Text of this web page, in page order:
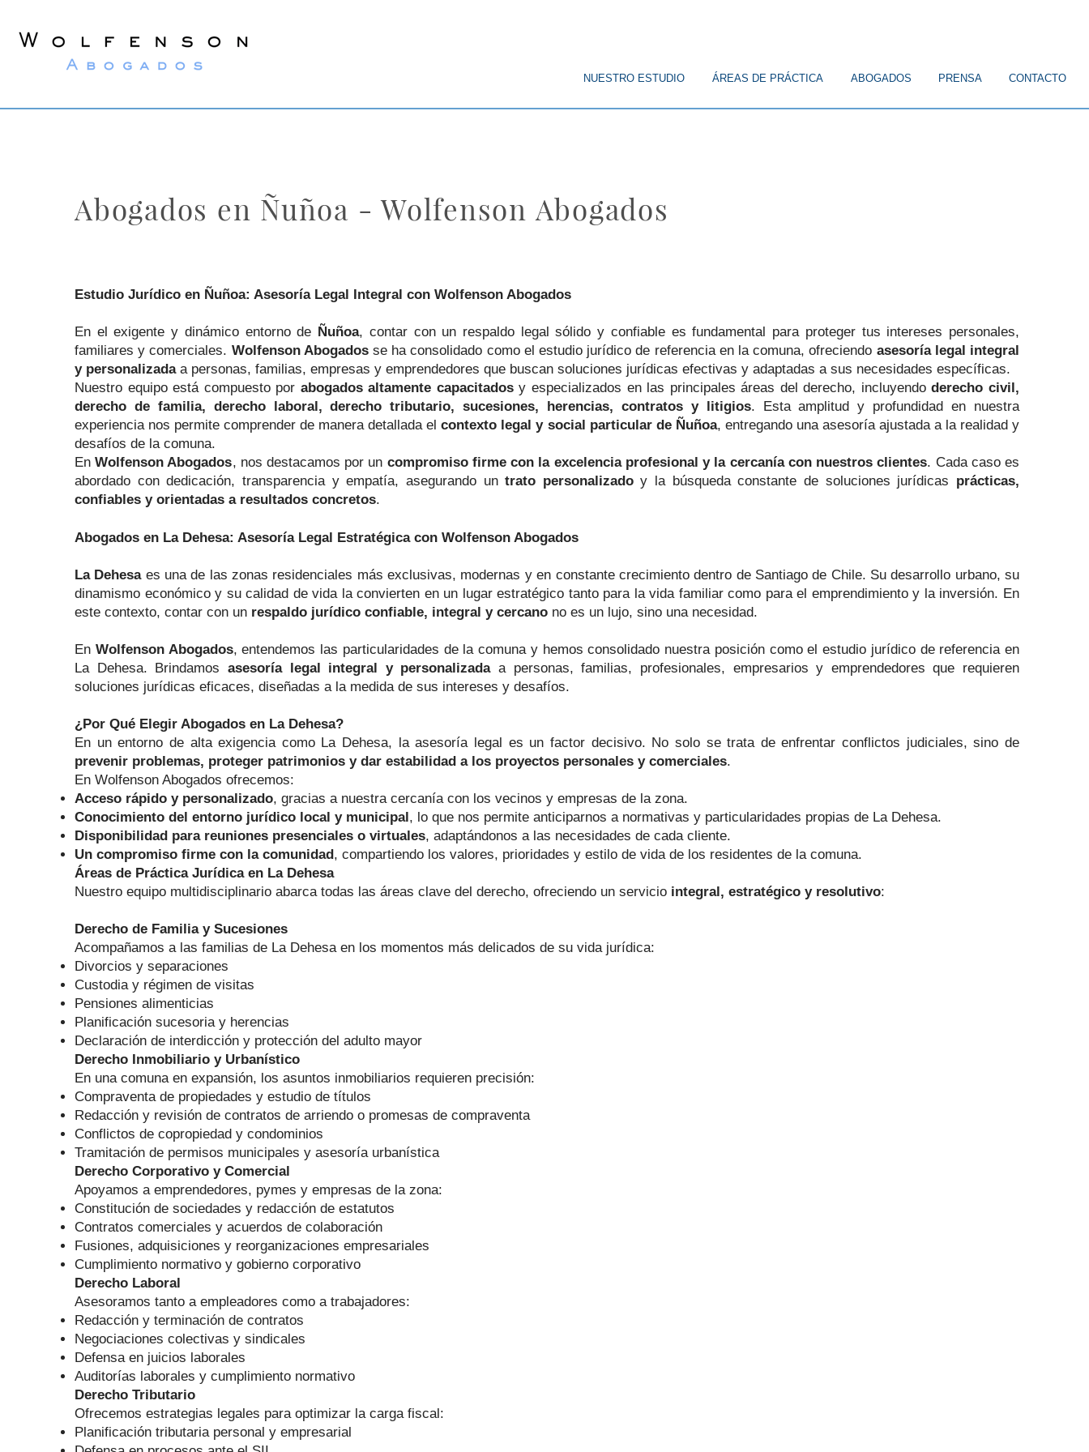
NUESTRO ESTUDIO ÁREAS DE PRÁCTICA ABOGADOS PRENSA CONTACTO
Abogados en Ñuñoa - Wolfenson Abogados
Estudio Jurídico en Ñuñoa: Asesoría Legal Integral con Wolfenson Abogados
En el exigente y dinámico entorno de Ñuñoa, contar con un respaldo legal sólido y confiable es fundamental para proteger tus intereses personales,
familiares y comerciales. Wolfenson Abogadosse ha consolidado como el estudio jurídico de referencia en la comuna, ofreciendo asesoría legal integral
y personalizadaa personas, familias, empresas y emprendedores que buscan soluciones jurídicas efectivas y adaptadas a sus necesidades específicas.
Nuestro equipo está compuesto por abogados altamente capacitadosy especializados en las principales áreas del derecho, incluyendoderecho civil,
derecho de familia, derecho laboral, derecho tributario, sucesiones, herencias, contratos y litigios. Esta amplitud y profundidad en nuestra
experiencia nos permite comprender de manera detallada elcontexto legal y social particular de Ñuñoa, entregando una asesoría ajustada a la realidad y
desafíos de la comuna.
EnWolfenson Abogados, nos destacamos por un compromiso firme con la excelencia profesional y la cercanía con nuestros clientes. Cada caso es
abordado con dedicación, transparencia y empatía, asegurando untrato personalizadoy la búsqueda constante de soluciones jurídicas prácticas,
confiables y orientadas a resultados concretos.
Abogados en La Dehesa: Asesoría Legal Estratégica con Wolfenson Abogados
La Dehesaes una de las zonas residenciales más exclusivas, modernas y en constante crecimiento dentro de Santiago de Chile. Su desarrollo urbano, su
dinamismo económico y su calidad de vida la convierten en un lugar estratégico tanto para la vida familiar como para el emprendimiento y la inversión. En
este contexto, contar con un respaldo jurídico confiable, integral y cercano no es un lujo, sino una necesidad.
En Wolfenson Abogados, entendemos las particularidades de la comuna y hemos consolidado nuestra posición como el estudio jurídico de referencia en
La Dehesa. Brindamos asesoría legal integral y personalizadaa personas, familias, profesionales, empresarios y emprendedores que requieren
soluciones jurídicas eficaces, diseñadas a la medida de sus intereses y desafíos.
¿Por Qué Elegir Abogados en La Dehesa?
En un entorno de alta exigencia como La Dehesa, la asesoría legal es un factor decisivo. No solo se trata de enfrentar conflictos judiciales, sino de
prevenir problemas, proteger patrimonios y dar estabilidad a los proyectos personales y comerciales.
En Wolfenson Abogados ofrecemos:
Acceso rápido y personalizado, gracias a nuestra cercanía con los vecinos y empresas de la zona.
Conocimiento del entorno jurídico local y municipal, lo que nos permite anticiparnos a normativas y particularidades propias de La Dehesa.
Disponibilidad para reuniones presenciales o virtuales, adaptándonos a las necesidades de cada cliente.
Un compromiso firme con la comunidad, compartiendo los valores, prioridades y estilo de vida de los residentes de la comuna.
Áreas de Práctica Jurídica en La Dehesa
Nuestro equipo multidisciplinario abarca todas las áreas clave del derecho, ofreciendo un servicio integral, estratégico y resolutivo:
Derecho de Familia y Sucesiones
Acompañamos a las familias de La Dehesa en los momentos más delicados de su vida jurídica:
Divorcios y separaciones
Custodia y régimen de visitas
Pensiones alimenticias
Planificación sucesoria y herencias
Declaración de interdicción y protección del adulto mayor
Derecho Inmobiliario y Urbanístico
En una comuna en expansión, los asuntos inmobiliarios requieren precisión:
Compraventa de propiedades y estudio de títulos
Redacción y revisión de contratos de arriendo o promesas de compraventa
Conflictos de copropiedad y condominios
Tramitación de permisos municipales y asesoría urbanística
Derecho Corporativo y Comercial
Apoyamos a emprendedores, pymes y empresas de la zona:
Constitución de sociedades y redacción de estatutos
Contratos comerciales y acuerdos de colaboración
Fusiones, adquisiciones y reorganizaciones empresariales
Cumplimiento normativo y gobierno corporativo
Derecho Laboral
Asesoramos tanto a empleadores como a trabajadores:
Redacción y terminación de contratos
Negociaciones colectivas y sindicales
Defensa en juicios laborales
Auditorías laborales y cumplimiento normativo
Derecho Tributario
Ofrecemos estrategias legales para optimizar la carga fiscal:
Planificación tributaria personal y empresarial
Wolfenson